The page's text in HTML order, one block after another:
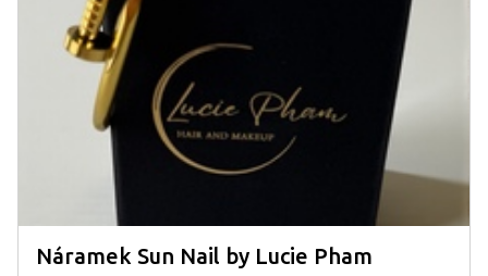
Náramek Sun Nail by Lucie Pham